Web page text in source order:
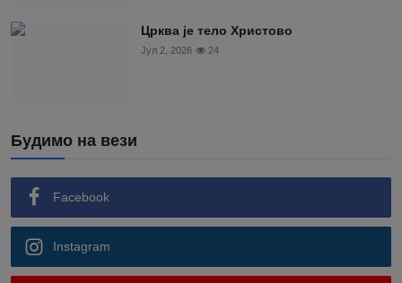
Црква је тело Христово
Јул 2, 2026 24
Будимо на вези
Facebook
Instagram